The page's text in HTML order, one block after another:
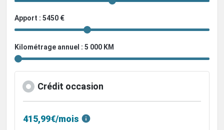
Apport : 5450 €
Kilométrage annuel : 5 000 KM
Crédit occasion
415,99€/mois